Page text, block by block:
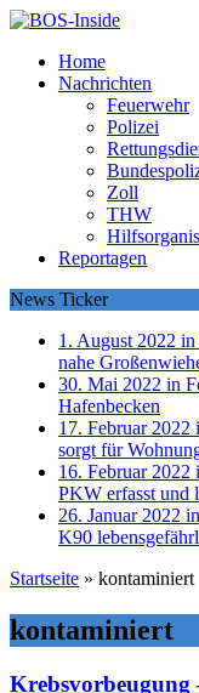
Home
Nachrichten
Feuerwehr
Polizei
Zoll
THW
Reportagen
News Ticker
1. August 2022
nahe
30. Mai 2022 in
Hafenbecken
17. Februar 2022
sorgt für
16. Februar 2022
PKW erfasst und
26. Januar 2022
K90
Startseite » kontaminiert
kontaminiert
Krebsvorbeugung